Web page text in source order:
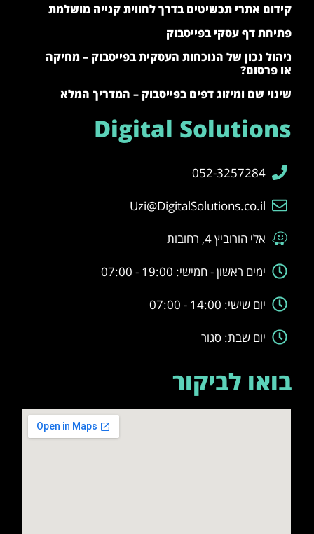
קידום אתרי תכשיטים בדרך לחווית קנייה מושלמת
פתיחת דף עסקי בפייסבוק
ניהול נכון של הנוכחות העסקית בפייסבוק – מחיקה
או פרסום?
שינוי שם ומיזוג דפים בפייסבוק – המדריך המלא
Digital Solutions
052-3257284
Uzi@DigitalSolutions.co.il
אלי הורוביץ 4, רחובות
ימים ראשון - חמישי: 19:00 - 07:00
יום שישי: 14:00 - 07:00
יום שבת: סגור
בואו לביקור